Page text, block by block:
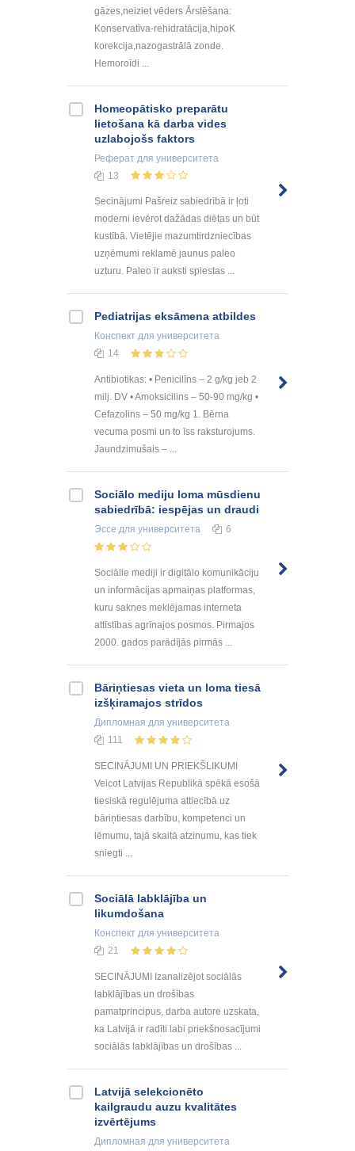
gāzes,neiziet vēders Ārstēšana:
Konservatīva-rehidratācija,hipoK
korekcija,nazogastrālā zonde.
Hemoroīdi ...
Homeopātisko preparātu
lietošana kā darba vides
uzlabojošs faktors
Реферат для университета
13
Secinājumi Pašreiz sabiedrībā ir ļoti
moderni ievērot dažādas diētas un būt
kustībā. Vietējie mazumtirdzniecības
uzņēmumi reklamē jaunus paleo
uzturu. Paleo ir auksti spiestas ...
Pediatrijas eksāmena atbildes
Конспект для университета
14
Antibiotikas: • Penicilīns – 2 g/kg jeb 2
milj. DV • Amoksicilins – 50-90 mg/kg •
Cefazolins – 50 mg/kg 1. Bērna
vecuma posmi un to īss raksturojums.
Jaundzimušais – ...
Sociālo mediju loma mūsdienu
sabiedrībā: iespējas un draudi
Эссе для университета 6
Sociālie mediji ir digitālo komunikāciju
un informācijas apmaiņas platformas,
kuru saknes meklējamas interneta
attīstības agrīnajos posmos. Pirmajos
2000. gados parādījās pirmās ...
Bāriņtiesas vieta un loma tiesā
izšķiramajos strīdos
Дипломная для университета
111
SECINĀJUMI UN PRIEKŠLIKUMI
Veicot Latvijas Republikā spēkā esošā
tiesiskā regulējuma attiecībā uz
bāriņtiesas darbību, kompetenci un
lēmumu, tajā skaitā atzinumu, kas tiek
sniegti ...
Sociālā labklājība un
likumdošana
Конспект для университета
21
SECINĀJUMI Izanalizējot sociālās
labklājības un drošības
pamatprincipus, darba autore uzskata,
ka Latvijā ir radīti labi priekšnosacījumi
sociālās labklājības un drošības ...
Latvijā selekcionēto
kailgraudu auzu kvalitātes
izvērtējums
Дипломная для университета